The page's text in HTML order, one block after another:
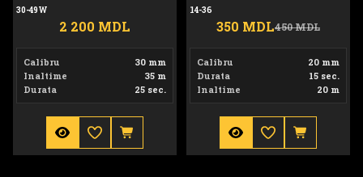
30-49W
2 200 MDL
Calibru
30 mm
Inaltime
35 m
Durata
25 sec.
14-36
350 MDL450 MDL
Calibru
20 mm
Durata
15 sec.
Inaltime
20 m